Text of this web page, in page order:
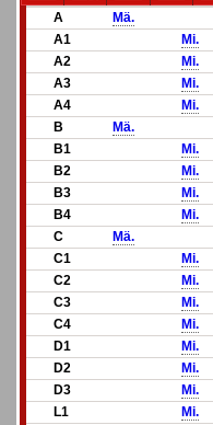
A
Mä.
A1
Mi.
A2
Mi.
A3
Mi.
A4
Mi.
B
Mä.
B1
Mi.
B2
Mi.
B3
Mi.
B4
Mi.
C
Mä.
C1
Mi.
C2
Mi.
C3
Mi.
C4
Mi.
D1
Mi.
D2
Mi.
D3
Mi.
L1
Mi.